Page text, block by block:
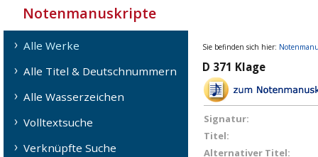
Notenmanuskripte
Alle Werke
Alle Titel & Deutschnummern
Alle Wasserzeichen
Volltextsuche
Verknüpfte Suche
Sie befinden sich hier:
D 371 Klage
Signatur:
Titel:
Alternativer Titel: